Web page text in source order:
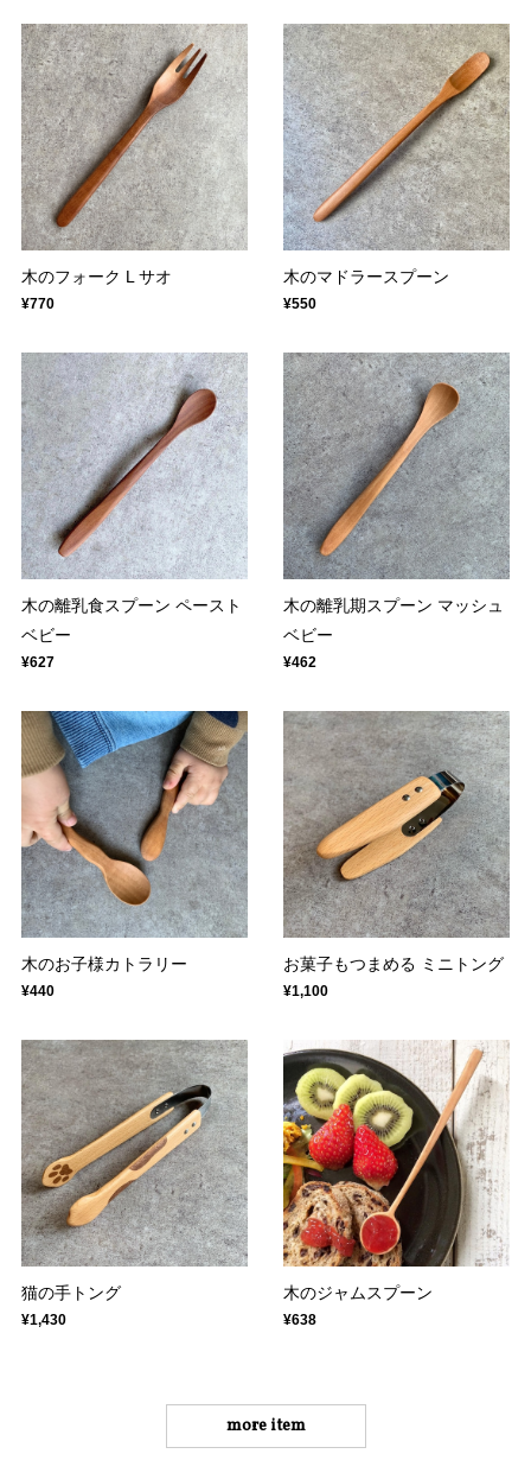
木のフォーク L サオ
¥770
木のマドラースプーン
¥550
木の離乳食スプーン ペースト
ベビー
¥627
木の離乳期スプーン マッシュ
ベビー
¥462
木のお子様カトラリー
¥440
お菓子もつまめる ミニトング
¥1,100
猫の手トング
¥1,430
木のジャムスプーン
¥638
more item